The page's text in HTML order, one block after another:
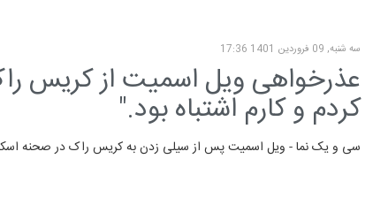
سه شنبه, 09 فروردين 1401 17:36
عذرخواهی ویل اسمیت از کریس
کردم و کارم اشتباه بود."
سی و یک نما - ویل اسمیت پس از سیلی زدن به کریس راک در صحنه